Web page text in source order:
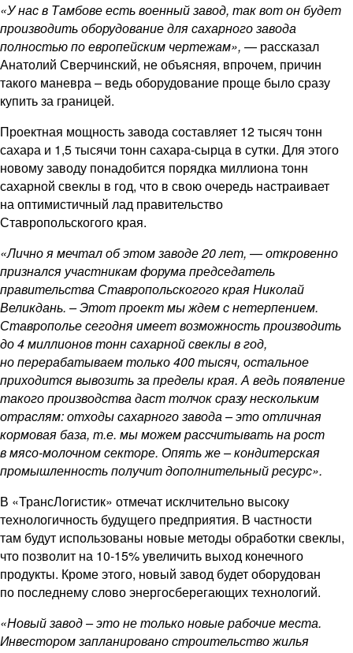
«У нас в Тамбове есть военный завод, так вот он будет
производить оборудование для сахарного завода
полностью по европейским чертежам», — рассказал
Анатолий Сверчинский, не объясняя, впрочем, причин
такого маневра – ведь оборудование проще было сразу
купить за границей.
Проектная мощность завода составляет 12 тысяч тонн
сахара и 1,5 тысячи тонн сахара-сырца в сутки. Для этого
новому заводу понадобится порядка миллиона тонн
сахарной свеклы в год, что в свою очередь настраивает
на оптимистичный лад правительство
Ставропольскогого края.
«Лично я мечтал об этом заводе 20 лет, — откровенно
признался участникам форума председатель
правительства Ставропольскогого края Николай
Великдань. – Этот проект мы ждем с нетерпением.
Ставрополье сегодня имеет возможность производить
до 4 миллионов тонн сахарной свеклы в год,
но перерабатываем только 400 тысяч, остальное
приходится вывозить за пределы края. А ведь появление
такого производства даст толчок сразу нескольким
отраслям: отходы сахарного завода – это отличная
кормовая база, т.е. мы можем рассчитывать на рост
в мясо-молочном секторе. Опять же – кондитерская
промышленность получит дополнительный ресурс».
В «ТрансЛогистик» отмечат исклчительно высоку
технологичность будущего предприятия. В частности
там будут использованы новые методы обработки свеклы,
что позволит на 10-15% увеличить выход конечного
продукты. Кроме этого, новый завод будет оборудован
по последнему слово энергосберегающих технологий.
«Новый завод – это не только новые рабочие места.
Инвестором запланировано строительство жилья